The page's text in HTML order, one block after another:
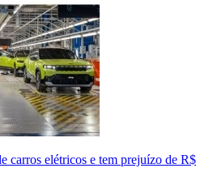
carros elétricos e tem prejuízo de R$